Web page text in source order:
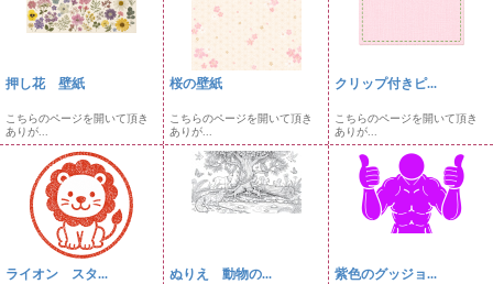
押し花 壁紙
こちらのページを開いて頂き
ありが...
桜の壁紙
こちらのページを開いて頂き
ありが...
クリップ付きピ...
こちらのページを開いて頂き
ありが...
ライオン スタ... ぬりえ 動物の... 紫色のグッジョ...